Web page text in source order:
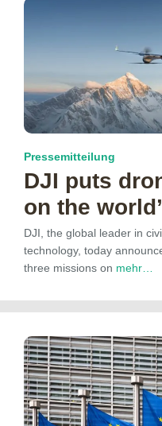
Pressemitteilung
DJI puts
on the
DJI, the global leader in
technology, today
three missions on mehr…